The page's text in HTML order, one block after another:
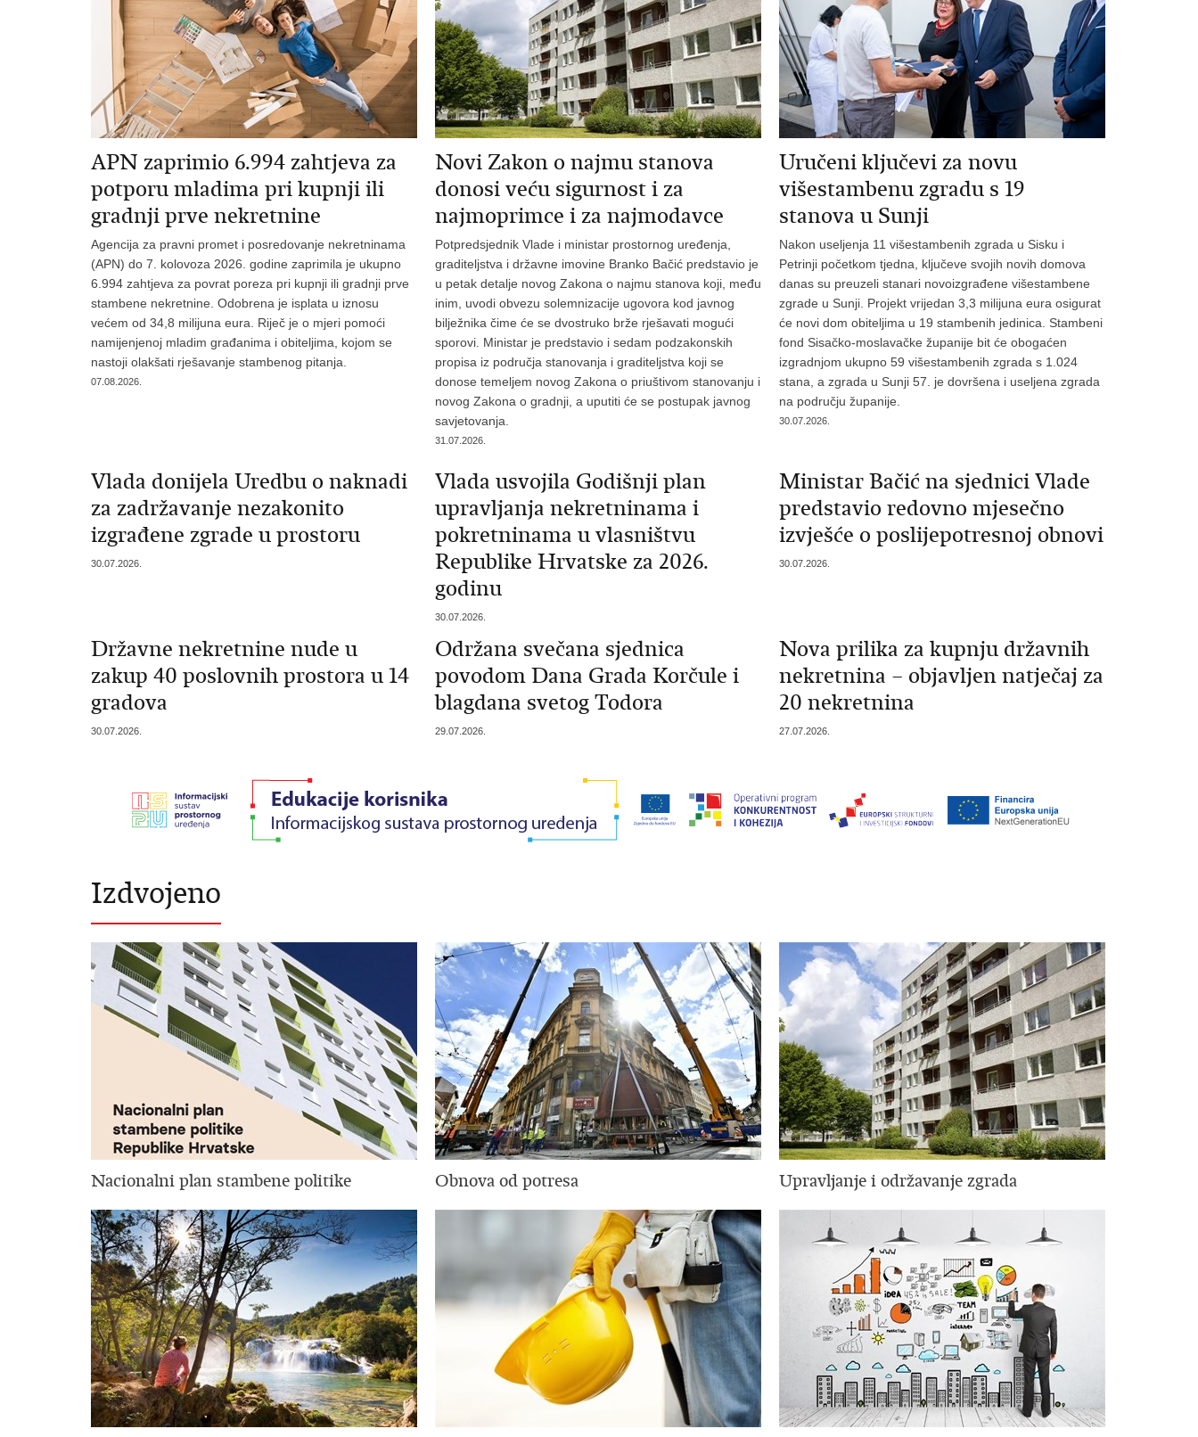
APN zaprimio 6.994 zahtjeva za
potporu mladima pri kupnji ili
gradnji prve nekretnine
Agencija za pravni promet i posredovanje nekretninama
(APN) do 7. kolovoza 2026. godine zaprimila je ukupno
6.994 zahtjeva za povrat poreza pri kupnji ili gradnji prve
stambene nekretnine. Odobrena je isplata u iznosu
većem od 34,8 milijuna eura. Riječ je o mjeri pomoći
namijenjenoj mladim građanima i obiteljima, kojom se
nastoji olakšati rješavanje stambenog pitanja.
07.08.2026.
Novi Zakon o najmu stanova
donosi veću sigurnost i za
najmoprimce i za najmodavce
Potpredsjednik Vlade i ministar prostornog uređenja,
graditeljstva i državne imovine Branko Bačić predstavio je
u petak detalje novog Zakona o najmu stanova koji, među
inim, uvodi obvezu solemnizacije ugovora kod javnog
bilježnika čime će se dvostruko brže rješavati mogući
sporovi. Ministar je predstavio i sedam podzakonskih
propisa iz područja stanovanja i graditeljstva koji se
donose temeljem novog Zakona o priuštivom stanovanju i
novog Zakona o gradnji, a uputiti će se postupak javnog
savjetovanja.
31.07.2026.
Uručeni ključevi za novu
višestambenu zgradu s 19
stanova u Sunji
Nakon useljenja 11 višestambenih zgrada u Sisku i
Petrinji početkom tjedna, ključeve svojih novih domova
danas su preuzeli stanari novoizgrađene višestambene
zgrade u Sunji. Projekt vrijedan 3,3 milijuna eura osigurat
će novi dom obiteljima u 19 stambenih jedinica. Stambeni
fond Sisačko-moslavačke županije bit će obogaćen
izgradnjom ukupno 59 višestambenih zgrada s 1.024
stana, a zgrada u Sunji 57. je dovršena i useljena zgrada
na području županije.
30.07.2026.
Vlada donijela Uredbu o naknadi
za zadržavanje nezakonito
izgrađene zgrade u prostoru
30.07.2026.
Vlada usvojila Godišnji plan
upravljanja nekretninama i
pokretninama u vlasništvu
Republike Hrvatske za 2026.
godinu
30.07.2026.
Ministar Bačić na sjednici Vlade
predstavio redovno mjesečno
izvješće o poslijepotresnoj obnovi
30.07.2026.
Državne nekretnine nude u
zakup 40 poslovnih prostora u 14
gradova
30.07.2026.
Održana svečana sjednica
povodom Dana Grada Korčule i
blagdana svetog Todora
29.07.2026.
Nova prilika za kupnju državnih
nekretnina – objavljen natječaj za
20 nekretnina
27.07.2026.
Izdvojeno
Nacionalni plan stambene politike Obnova od potresa Upravljanje i održavanje zgrada